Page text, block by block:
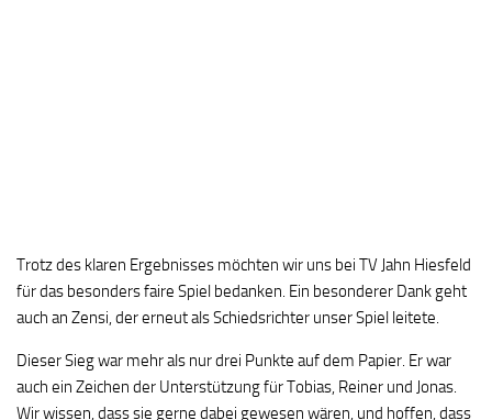
Trotz des klaren Ergebnisses möchten wir uns bei TV Jahn Hiesfeld
für das besonders faire Spiel bedanken. Ein besonderer Dank geht
auch an Zensi, der erneut als Schiedsrichter unser Spiel leitete.
Dieser Sieg war mehr als nur drei Punkte auf dem Papier. Er war
auch ein Zeichen der Unterstützung für Tobias, Reiner und Jonas.
Wir wissen, dass sie gerne dabei gewesen wären, und hoffen, dass